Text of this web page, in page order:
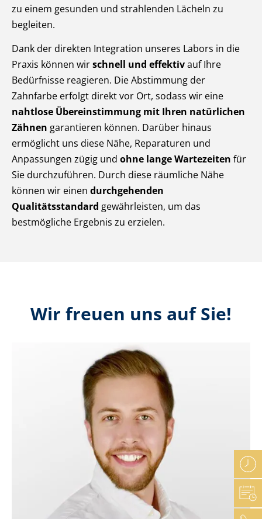
Dank der direkten Integration unseres Labors in die
Praxis können wirschnell und effektivauf Ihre
Bedürfnisse reagieren. Die Abstimmung der
Zahnfarbe erfolgt direkt vor Ort, sodass wir eine
nahtlose Übereinstimmung mit Ihren natürlichen
Zähnen garantieren können. Darüber hinaus
ermöglicht uns diese Nähe, Reparaturen und
Anpassungen zügig und ohne lange Wartezeiten für
Sie durchzuführen. Durch diese räumliche Nähe
können wir einen durchgehenden
Qualitätsstandard gewährleisten, um das
bestmögliche Ergebnis zu erzielen.
zu einem gesunden und strahlenden Lächeln zu
begleiten.
Wir freuen uns auf Sie!